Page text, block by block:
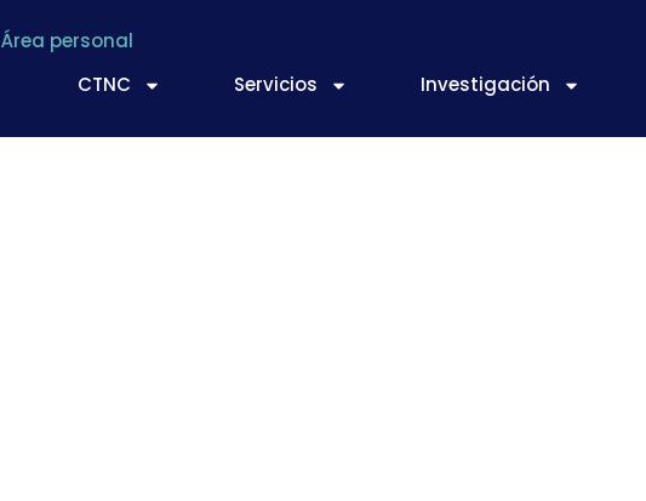
Área personal
CTNC
Servicios Investigación